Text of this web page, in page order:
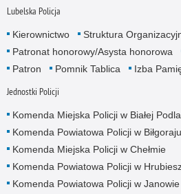
Lubelska Policja
Kierownictwo
Struktura
Patronat honorowy/Asysta honorowa
Patron
Pomnik Tablica Izba
Jednostki Policji
Komenda Miejska Policji w Białej
Komenda Powiatowa Policji w Biłgoraju
Komenda Miejska Policji w Chełmie
Komenda Powiatowa Policji w
Komenda Powiatowa Policji w